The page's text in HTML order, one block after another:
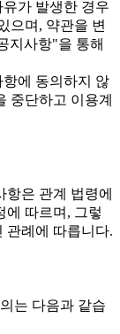
가 발생한 경우
으며, 약관을 변
지사항"을 통해
에 동의하지 않
중단하고 이용계
항은 관계 법령에
에 따르며, 그렇
관례에 따릅니다.
는 다음과 같습